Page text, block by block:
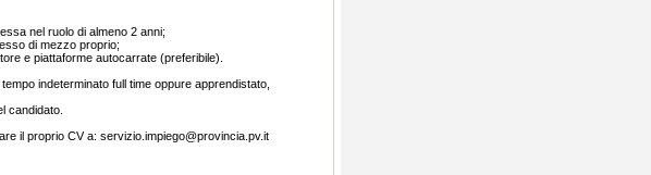
nel ruolo di almeno 2 anni;
di mezzo proprio;
e piattaforme autocarrate (preferibile).
indeterminato full time oppure apprendistato,
candidato.
il proprio CV a: servizio.impiego@provincia.pv.it